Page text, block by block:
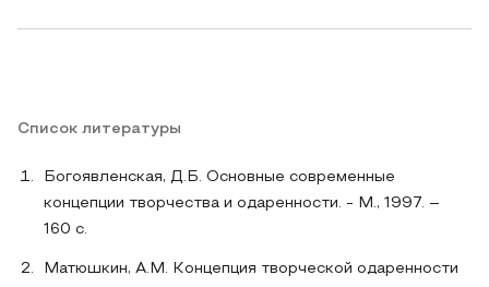
Список литературы
Богоявленская, Д.Б. Основные современные
концепции творчества и одаренности. - М., 1997. –
160 с.
Матюшкин, А.М. Концепция творческой одаренности